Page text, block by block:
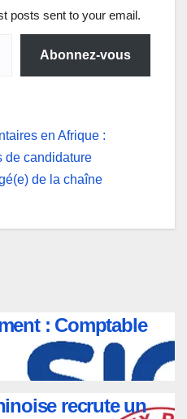
a
m
posts sent to your email.
Abonnez-vous
en Afrique :
de candidature
de la chaîne
: Comptable
recrute un